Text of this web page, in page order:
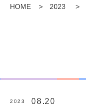
HOME > 2023 >
2023 08.20